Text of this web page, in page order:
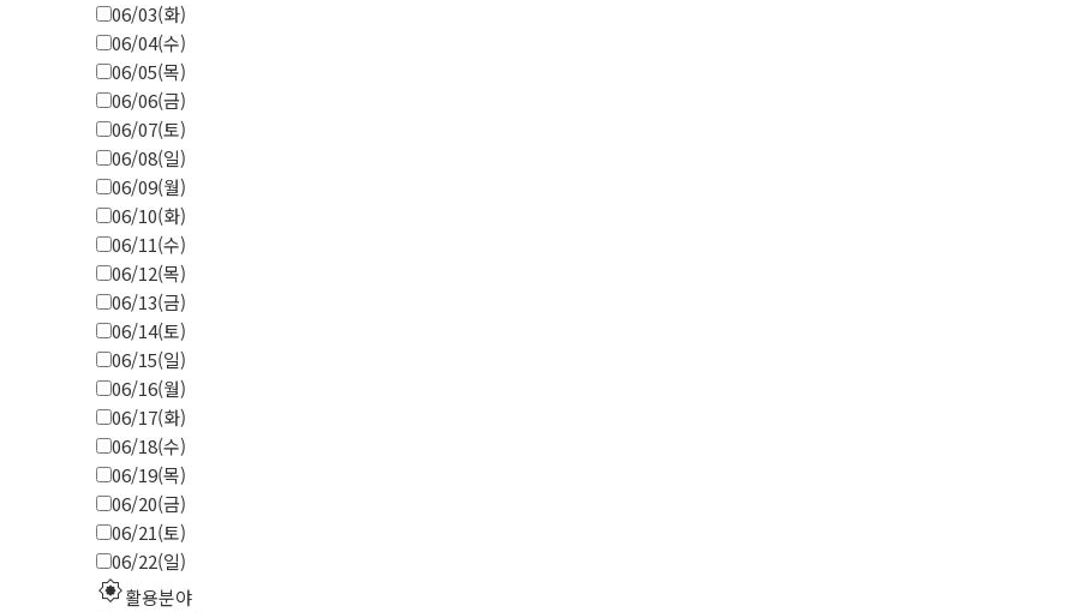
06/03(화)
06/04(수)
06/05(목)
06/06(금)
06/07(토)
06/08(일)
06/09(월)
06/10(화)
06/11(수)
06/12(목)
06/13(금)
06/14(토)
06/15(일)
06/16(월)
06/17(화)
06/18(수)
06/19(목)
06/20(금)
06/21(토)
06/22(일)
explosion활용분야